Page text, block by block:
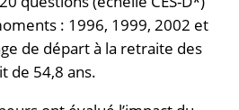
: 1996, 1999, 2002 et
de départ à la retraite des
de 54,8 ans.